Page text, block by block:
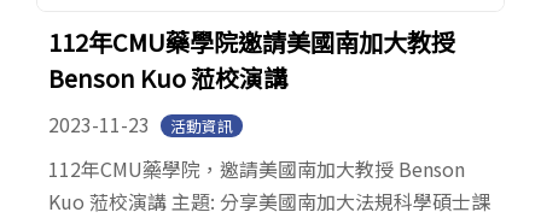
112年CMU藥學院邀請美國南加大教授
Benson Kuo 蒞校演講
2023-11-23 活動資訊
112年CMU藥學院，邀請美國南加大教授 Benson
Kuo 蒞校演講 主題: 分享美國南加大法規科學碩士課